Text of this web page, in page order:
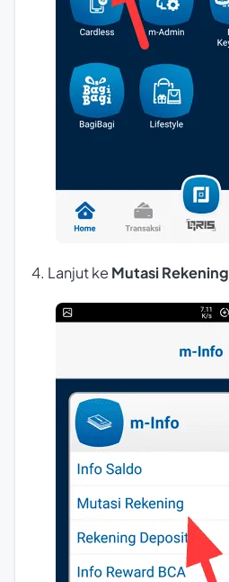
4. Lanjut keMutasi Rekening